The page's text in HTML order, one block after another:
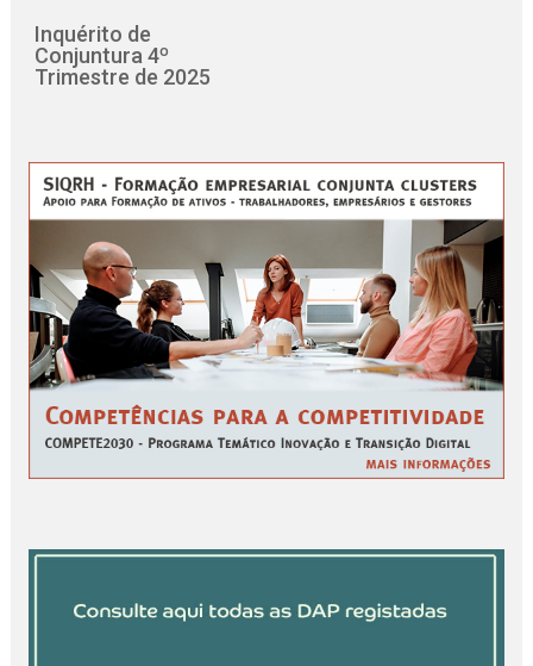
Inquérito de
Conjuntura 4º
Trimestre de 2025